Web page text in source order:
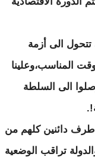
الى أزمة
المناسب،وعلينا
الى السلطة
دائنين كلهم من
تراقب الوضعية